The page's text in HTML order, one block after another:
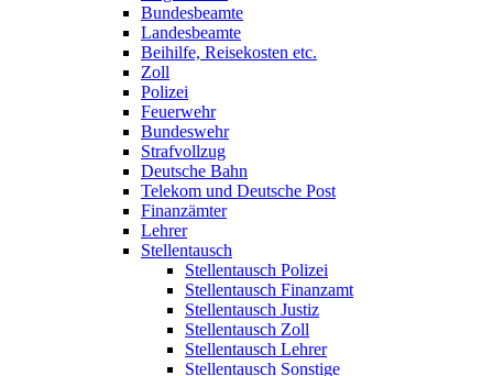
Bundesbeamte
Landesbeamte
Beihilfe, Reisekosten etc.
Zoll
Polizei
Feuerwehr
Bundeswehr
Strafvollzug
Deutsche Bahn
Telekom und Deutsche Post
Finanzämter
Lehrer
Stellentausch
Stellentausch Polizei
Stellentausch Finanzamt
Stellentausch Justiz
Stellentausch Zoll
Stellentausch Lehrer
Stellentausch Sonstige